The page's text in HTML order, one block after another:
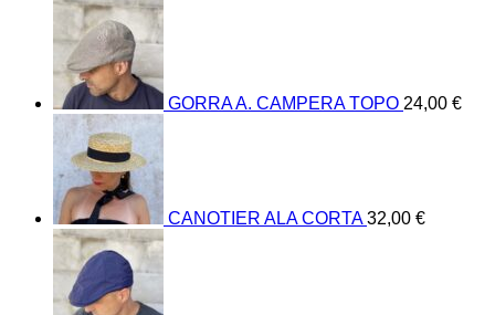
GORRA A. CAMPERA TOPO 24,00 €
CANOTIER ALA CORTA 32,00 €